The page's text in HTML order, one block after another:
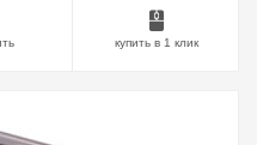
купить в 1 клик